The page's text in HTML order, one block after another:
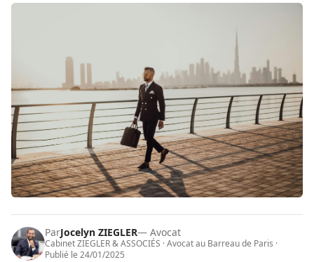
ParJocelyn ZIEGLER— Avocat
Cabinet ZIEGLER & ASSOCIÉS · Avocat au Barreau de Paris ·
Publié le 24/01/2025